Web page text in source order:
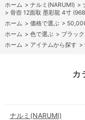
ホーム > ナルミ(NARUMI) >
> 骨壺 12面取 墨彩龍 4寸
ホーム > 価格で選ぶ >
ホーム > 色で選ぶ > ブラッ
ホーム > アイテムから探す >
カ
ナルミ(NARUMI)